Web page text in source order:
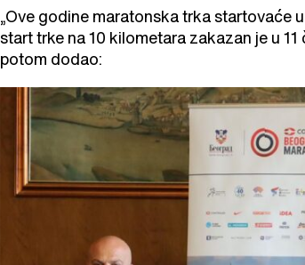
„Ove godine maratonska trka startovaće
start trke na 10 kilometara zakazan je u
potom dodao: